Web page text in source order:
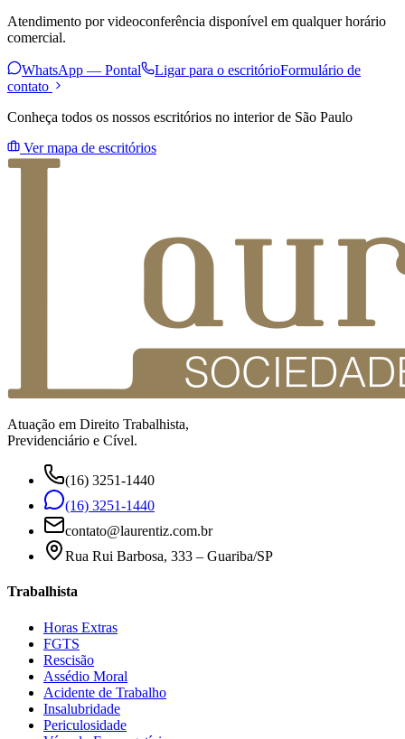
Atendimento por videoconferência disponível em qualquer horário
comercial.
WhatsApp — Pontal Ligar para o escritórioFormulário de
contato
Conheça todos os nossos escritórios no interior de São Paulo
Ver mapa de escritórios
Atuação em Direito Trabalhista,
Previdenciário e Cível.
(16) 3251-1440
(16) 3251-1440
contato@laurentiz.com.br
Rua Rui Barbosa, 333 – Guariba/SP
Trabalhista
Horas Extras
FGTS
Rescisão
Assédio Moral
Acidente de Trabalho
Insalubridade
Periculosidade